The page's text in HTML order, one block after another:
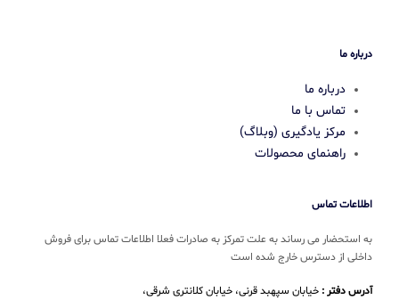
درباره ما
درباره ما
تماس با ما
مرکز یادگیری (وبلاگ)
راهنمای محصولات
اطلاعات تماس
به استحضار می رساند به علت تمرکز به صادرات فعلا اطلاعات تماس برای فروش
داخلی از دسترس خارج شده است
آدرس دفتر : خیابان سپهبد قرنی، خیابان کلانتری شرقی،